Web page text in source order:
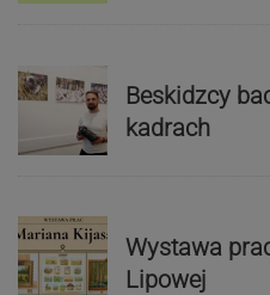
Beskidzcy
kadrach
Wystawa
Lipowej